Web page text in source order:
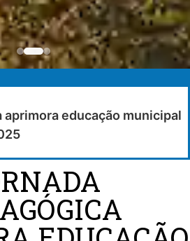
aprimora educação municipal